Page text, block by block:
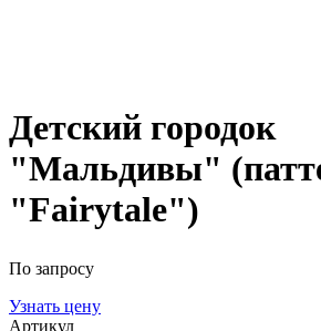
Детский городок
"Мальдивы"
"Fairytale")
По запросу
Узнать цену
Артикул